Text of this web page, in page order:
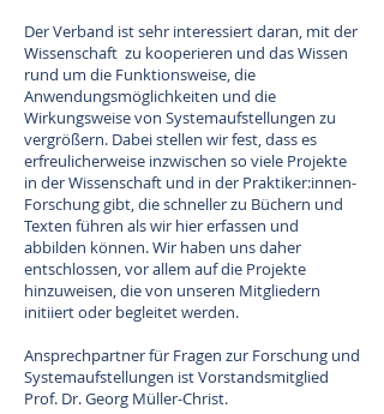
Der Verband ist sehr interessiert daran, mit der
Wissenschaft zu kooperieren und das Wissen
rund um die Funktionsweise, die
Anwendungsmöglichkeiten und die
Wirkungsweise von Systemaufstellungen zu
vergrößern. Dabei stellen wir fest, dass es
erfreulicherweise inzwischen so viele Projekte
in der Wissenschaft und in der Praktiker:innen-
Forschung gibt, die schneller zu Büchern und
Texten führen als wir hier erfassen und
abbilden können. Wir haben uns daher
entschlossen, vor allem auf die Projekte
hinzuweisen, die von unseren Mitgliedern
initiiert oder begleitet werden.
Ansprechpartner für Fragen zur Forschung und
Systemaufstellungen ist Vorstandsmitglied
Prof. Dr. Georg Müller-Christ.